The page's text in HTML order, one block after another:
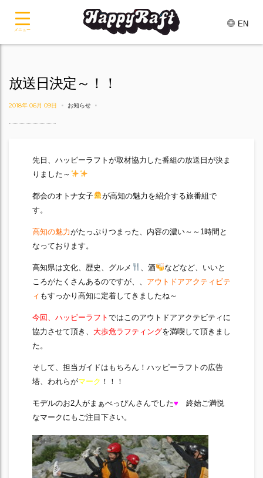
EN
放送日決定～！！
2018年 06月 09日 お知らせ
先日、ハッピーラフトが取材協力した番組の放送日が決ま
りました～
都会のオトナ女子
が高知の魅力を紹介する旅番組で
す。
高知の魅力がたっぷりつまった、内容の濃い～～1時間と
なっております。
高知県は文化、歴史、グルメ 、酒
などなど、いいと
ころがたくさんあるのですが、、 アウトドアアクティビテ
ィ もすっかり高知に定着してきましたね～
今回、ハッピーラフト ではこのアウトドアアクテビティに
協力させて頂き、 大歩危ラフティングを満喫して頂きまし
た。
そして、担当ガイドはもちろん！ハッピーラフトの広告
塔、われらがマーク ！！！
モデルのお2人がまぁべっぴんさんでした♥ 終始ご満悦
なマークにもご注目下さい。
メニュー